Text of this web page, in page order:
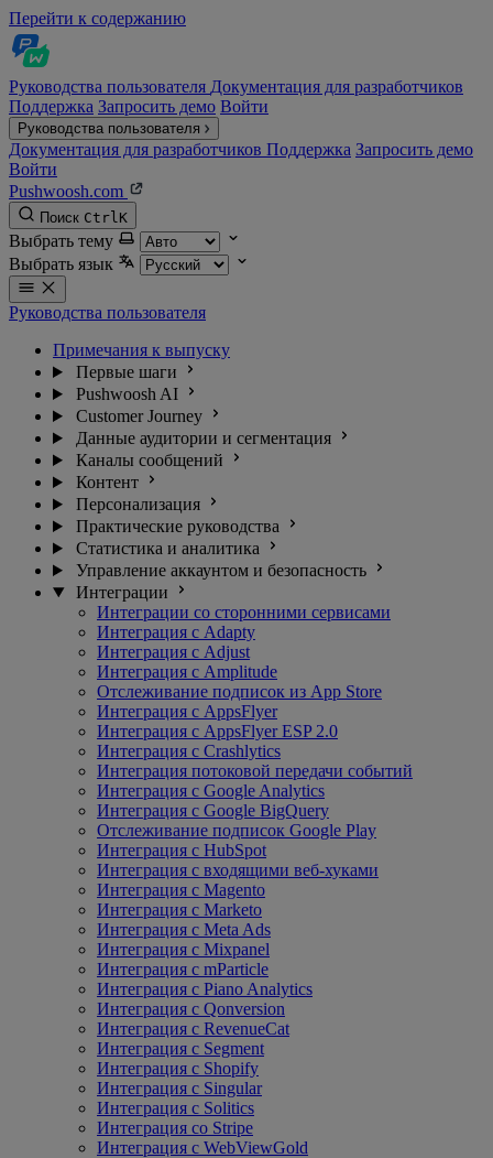
Перейти к содержанию
Руководства пользователя Документация для разработчиков
Поддержка Запросить демо Войти
Руководства пользователя
Документация для разработчиков Поддержка Запросить демо
Войти
Pushwoosh.com
Поиск CtrlK
Выбрать тему
Выбрать язык
Руководства пользователя
Примечания к выпуску
Первые шаги
Pushwoosh AI
Customer Journey
Данные аудитории и сегментация
Каналы сообщений
Контент
Персонализация
Практические руководства
Статистика и аналитика
Управление аккаунтом и безопасность
Интеграции
Интеграции со сторонними сервисами
Интеграция с Adapty
Интеграция с Adjust
Интеграция с Amplitude
Отслеживание подписок из App Store
Интеграция с AppsFlyer
Интеграция с AppsFlyer ESP 2.0
Интеграция с Crashlytics
Интеграция потоковой передачи событий
Интеграция с Google Analytics
Интеграция с Google BigQuery
Отслеживание подписок Google Play
Интеграция с HubSpot
Интеграция с входящими веб-хуками
Интеграция с Magento
Интеграция с Marketo
Интеграция с Meta Ads
Интеграция с Mixpanel
Интеграция с mParticle
Интеграция с Piano Analytics
Интеграция с Qonversion
Интеграция с RevenueCat
Интеграция с Segment
Интеграция с Shopify
Интеграция с Singular
Интеграция с Solitics
Интеграция со Stripe
Интеграция с WebViewGold